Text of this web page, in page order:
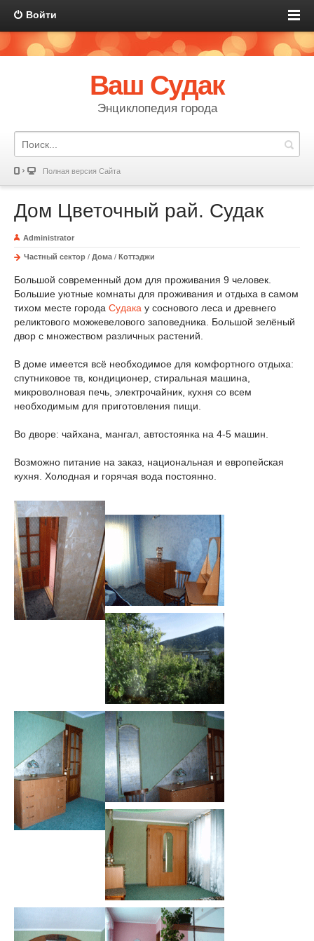
Войти
Ваш Судак
Энциклопедия города
Полная версия Сайта
Дом Цветочный рай. Судак
Administrator
Частный сектор / Дома / Коттэджи
Большой современный дом для проживания 9 человек.
Большие уютные комнаты для проживания и отдыха в самом
тихом месте города Судака у соснового леса и древнего
реликтового можжевелового заповедника. Большой зелёный
двор с множеством различных растений.
В доме имеется всё необходимое для комфортного отдыха:
спутниковое тв, кондиционер, стиральная машина,
микроволновая печь, электрочайник, кухня со всем
необходимым для приготовления пищи.
Во дворе: чайхана, мангал, автостоянка на 4-5 машин.
Возможно питание на заказ, национальная и европейская
кухня. Холодная и горячая вода постоянно.